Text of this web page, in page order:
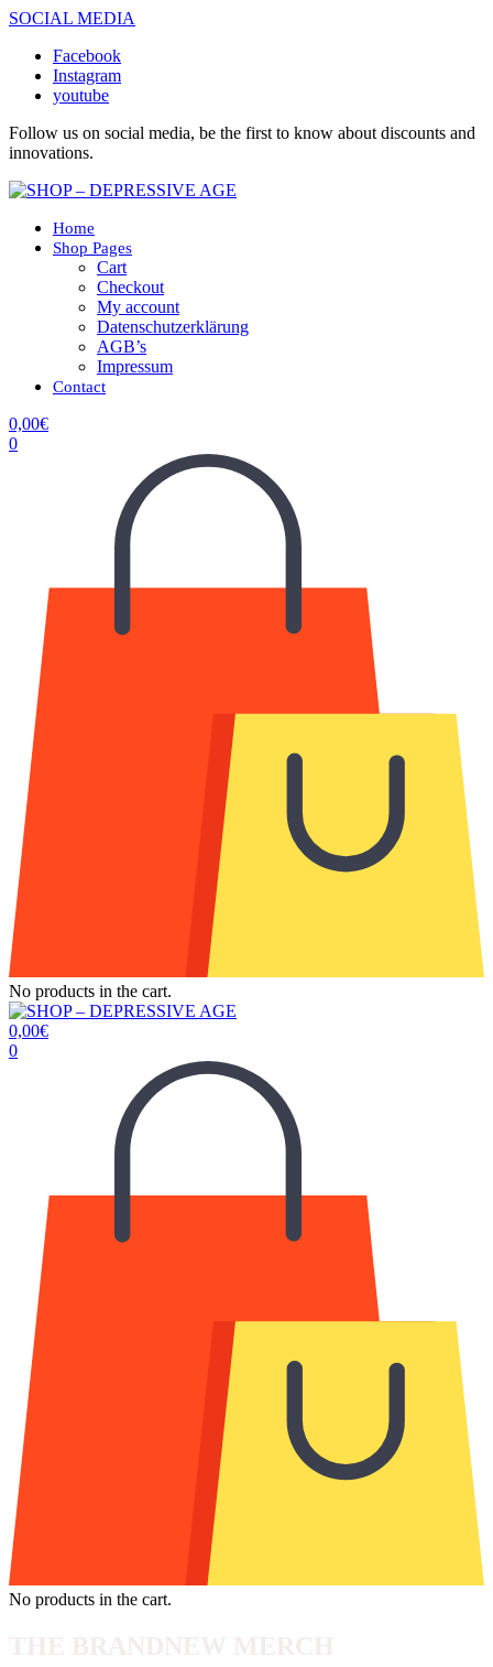
SOCIAL MEDIA
Facebook
Instagram
youtube
Follow us on social media, be the first to know about discounts and
innovations.
Home
Shop Pages
Cart
Checkout
My account
Datenschutzerklärung
AGB’s
Impressum
Contact
0,00€
0
No products in the cart.
0,00€
0
No products in the cart.